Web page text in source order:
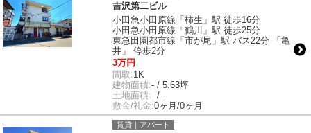
吉沢第二ビル
小田急小田原線「柿生」駅 徒歩16分
小田急小田原線「鶴川」駅 徒歩25分
東急田園都市線「市が尾」駅 バス22分 「亀
井」 停歩2分
3万円
間取:1K
建物面積:- / 5.63坪
土地面積:- / -
敷金/礼金:0ヶ月/0ヶ月
賃貸｜アパート